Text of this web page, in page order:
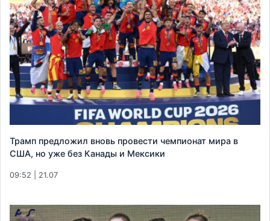
Трамп предложил вновь провести чемпионат мира в
США, но уже без Канады и Мексики
09:52 | 21.07